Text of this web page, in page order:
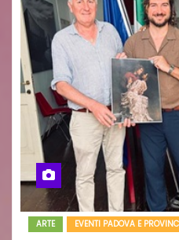
ARTE EVENTI PADOVA E